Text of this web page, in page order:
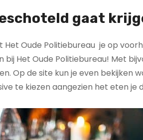
gaat
Oude Politiebureau je op
bij Het Oude Politiebureau! Met
Op de site kun je even bekijken
te kiezen aangezien het eten